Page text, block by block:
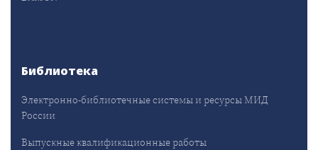
Библиотека
Электронно-библиотечные системы и ресурсы МИД
России
Выпускные квалификационные работы